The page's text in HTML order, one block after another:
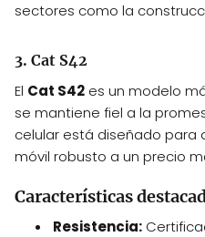
sectores como la
3. Cat S42
El Cat S42 es un modelo
se mantiene fiel a la
celular está diseñado para
móvil robusto a un precio
Características
Resistencia: